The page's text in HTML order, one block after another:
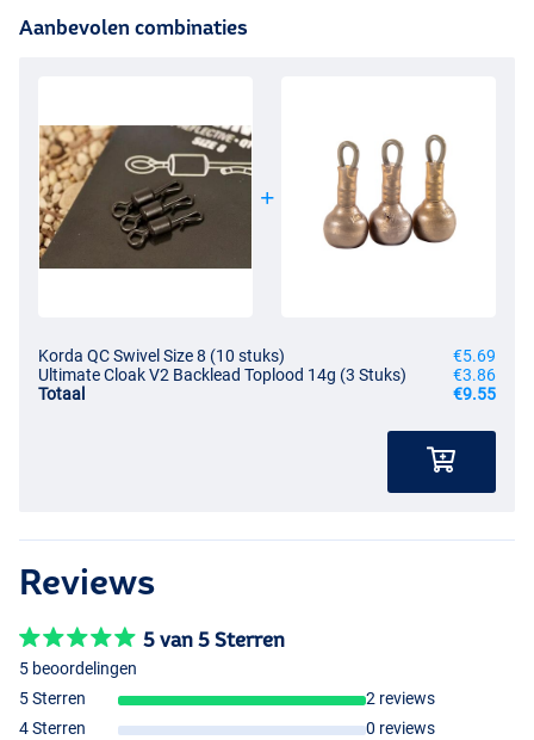
Aanbevolen combinaties
Korda QC Swivel Size 8 (10 stuks)
€5.69
Ultimate Cloak V2 Backlead Toplood 14g (3 Stuks)
€3.86
Totaal
€9.55
Reviews
5 van 5 Sterren
5 beoordelingen
5 Sterren
2 reviews
4 Sterren
0 reviews